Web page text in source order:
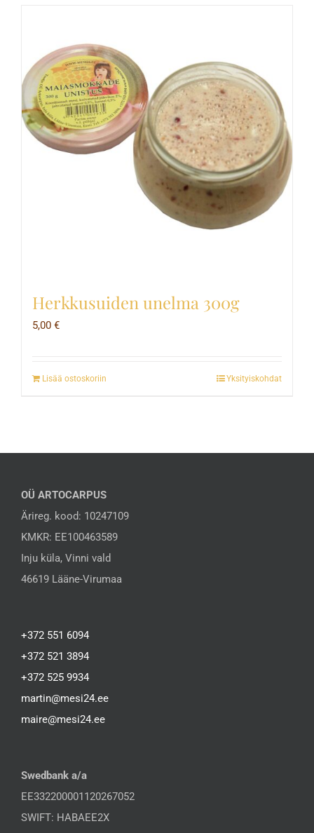
Herkkusuiden unelma 300g
5,00 €
Lisää ostoskoriin Yksityiskohdat
OÜ ARTOCARPUS
Ärireg. kood: 10247109
KMKR: EE100463589
Inju küla, Vinni vald
46619 Lääne-Virumaa
+372 551 6094
+372 521 3894
+372 525 9934
martin@mesi24.ee
maire@mesi24.ee
Swedbank a/a
EE332200001120267052
SWIFT: HABAEE2X